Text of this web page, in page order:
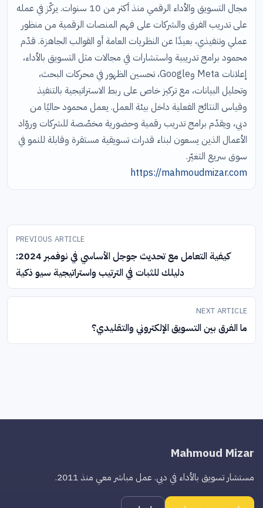
مجال التسويق والأداء الرقمي منذ أكثر من 10 سنوات. يركّز في عمله
على تدريب الفرق والشركات على فهم المنصات الرقمية من منظور
عملي وتنفيذي، بعيدًا عن النظريات العامة أو القوالب الجاهزة. قدّم
محمود برامج تدريبية واستشارات في مجالات مثل التسويق بالأداء،
إعلانات Meta وGoogle، تحسين الظهور في محركات البحث،
وتحليل البيانات، مع تركيز خاص على ربط الاستراتيجية بالتنفيذ
وقياس النتائج الفعلية داخل بيئة العمل. يعمل محمود حاليًا من
دبي، ويقدّم برامج تدريب رقمية وحضورية مخصّصة للشركات وروّاد
الأعمال الذين يسعون لبناء قدرات تسويقية مستقرة وقابلة للنمو في
سوق سريع التغيّر.
https://mahmoudmizar.com
تصفّح
PREVIOUS ARTICLE
كيفية التعامل مع تحديث جوجل الأساسي في نوفمبر 2024:
دليلك للثبات في الترتيب واستراتيجية سيو ذكية
NEXT ARTICLE
ما الفرق بين التسويق الإلكتروني والتقليدي؟
Mahmoud Mizar
مستشار تسويق بالأداء في دبي. عمل مباشر معي منذ 2011.